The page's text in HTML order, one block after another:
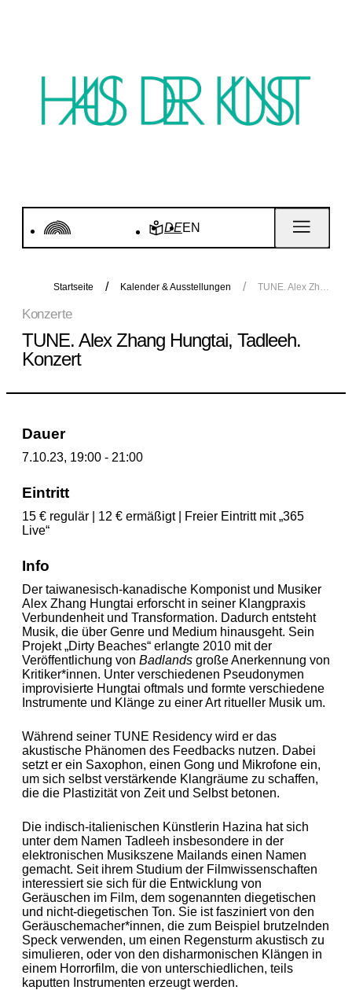
DEEN
Startseite Kalender & Ausstellungen TUNE. Alex Zhang Hungtai, Tadleeh. Konzert
Konzerte
TUNE. Alex Zhang Hungtai, Tadleeh.
Konzert
Dauer
7.10.23, 19:00 - 21:00
Eintritt
15 € regulär | 12 € ermäßigt | Freier Eintritt mit „365
Live“
Info
Der taiwanesisch-kanadische Komponist und Musiker
Alex Zhang Hungtai erforscht in seiner Klangpraxis
Verbundenheit und Transformation. Dadurch entsteht
Musik, die über Genre und Medium hinausgeht. Sein
Projekt „Dirty Beaches“ erlangte 2010 mit der
Veröffentlichung von Badlands große Anerkennung von
Kritiker*innen. Unter verschiedenen Pseudonymen
improvisierte Hungtai oftmals und formte verschiedene
Instrumente und Klänge zu einer Art ritueller Musik um.
Während seiner TUNE Residency wird er das
akustische Phänomen des Feedbacks nutzen. Dabei
setzt er ein Saxophon, einen Gong und Mikrofone ein,
um sich selbst verstärkende Klangräume zu schaffen,
die die Plastizität von Zeit und Selbst betonen.
Die indisch-italienischen Künstlerin Hazina hat sich
unter dem Namen Tadleeh insbesondere in der
elektronischen Musikszene Mailands einen Namen
gemacht. Seit ihrem Studium der Filmwissenschaften
interessiert sie sich für die Entwicklung von
Geräuschen im Film, dem sogenannten diegetischen
und nicht-diegetischen Ton. Sie ist fasziniert von den
Geräuschemacher*innen, die zum Beispiel brutzelnden
Speck verwenden, um einen Regensturm akustisch zu
simulieren, oder von den disharmonischen Klängen in
einem Horrorfilm, die von unterschiedlichen, teils
kaputten Instrumenten erzeugt werden.